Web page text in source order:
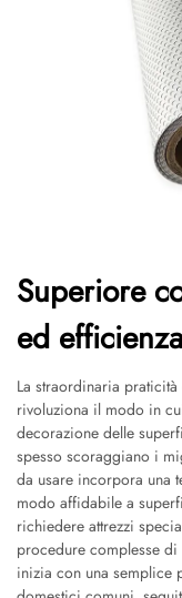
Superiore
ed
La straordinaria
rivoluziona il modo in
decorazione delle
spesso scoraggiano i
da usare incorpora una
modo affidabile a
richiedere attrezzi
procedure complesse
inizia con una semplice